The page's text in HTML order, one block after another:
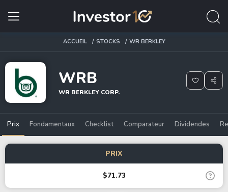
ACCUEIL STOCKS WR BERKLEY
WRB
WR BERKLEY CORP.
Prix Fondamentaux Checklist Comparateur Dividendes
PRIX
$71.73